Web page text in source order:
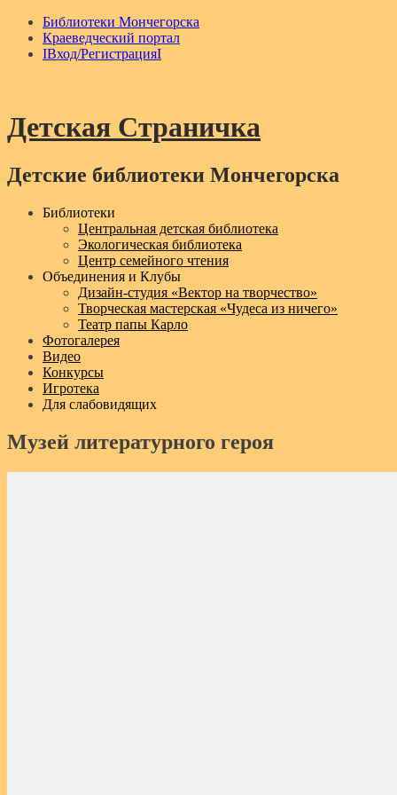
Библиотеки Мончегорска
Краеведческий портал
IВход/РегистрацияI
Детская Страничка
Детские библиотеки Мончегорска
MenuБиблиотеки
Центральная детская библиотека
Экологическая библиотека
Центр семейного чтения
Объединения и Клубы
Дизайн‑студия «Вектор на творчество»
Творческая мастерская «Чудеса из ничего»
Театр папы Карло
Фотогалерея
Видео
Конкурсы
Игротека
Для слабовидящих
Музей литературного героя